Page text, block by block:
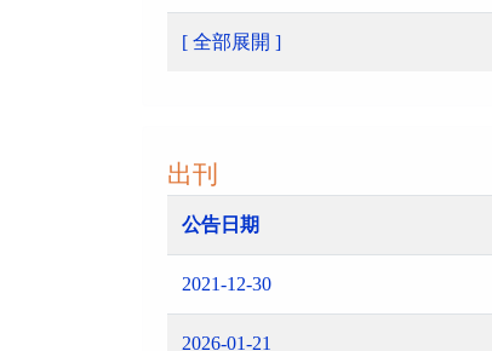
[ 全部展開 ]
出刊
公告日期
2021-12-30
2026-01-21